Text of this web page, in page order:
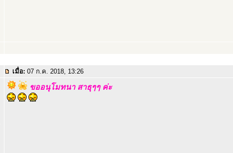
เมื่อ: 07 ก.ค. 2018, 13:26
ขออนุโมทนา สาธุๆๆ ค่ะ